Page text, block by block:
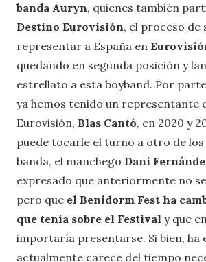
banda Auryn, quienes también
Destino Eurovisión, el proceso de
representar a España en
quedando en segunda posición y
estrellato a esta boyband. Por
ya hemos tenido un representante
Eurovisión, Blas Cantó, en 2020 y
puede tocarle el turno a otro de
banda, el manchego Dani
expresado que anteriormente no
pero que el Benidorm Fest ha
que tenía sobre el Festival y que
importaría presentarse. Si bien, ha
actualmente carece del tiempo